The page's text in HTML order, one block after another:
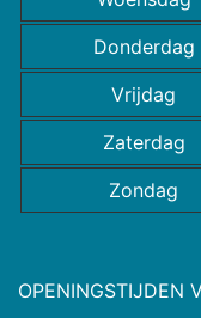
Donderdag
Vrijdag
Zaterdag
Zondag
OPENINGSTIJDEN